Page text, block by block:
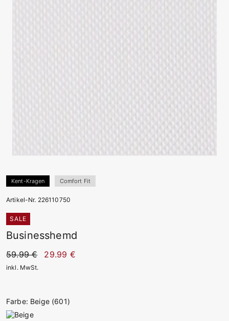
Kent-Kragen Comfort Fit
Artikel-Nr. 226110750
SALE
Businesshemd
59.99 € 29.99 €
inkl. MwSt.
Farbe: Beige (601)